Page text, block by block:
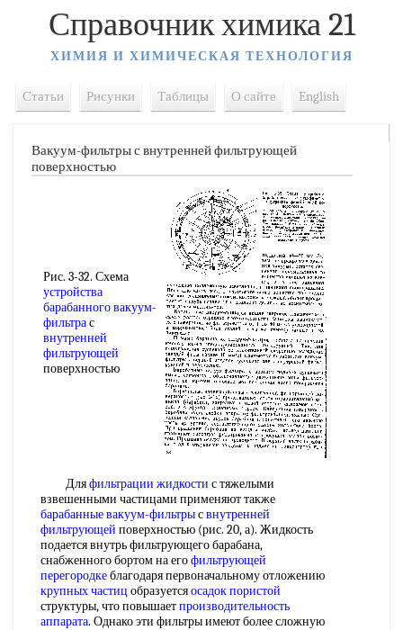
Справочник химика 21
ХИМИЯ И ХИМИЧЕСКАЯ ТЕХНОЛОГИЯ
Статьи Рисунки Таблицы О сайте English
Вакуум-фильтры с внутренней фильтрующей
поверхностью
Рис. 3-32. Схема
устройства
барабанного вакуум-
фильтрас
внутренней
фильтрующей
поверхностью
Дляфильтрации жидкости с тяжелыми
взвешенными частицами применяют также
барабанные вакуум-фильтрысвнутренней
фильтрующей поверхностью (рис. 20, а). Жидкость
подается внутрь фильтрующего барабана,
снабженного бортом на егофильтрующей
перегородкеблагодаря первоначальному отложению
крупных частиц образуетсяосадок пористой
структуры, что повышаетпроизводительность
аппарата. Однако эти фильтры имеют более сложную